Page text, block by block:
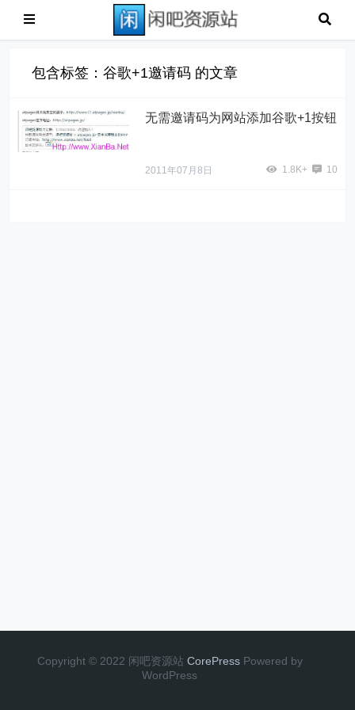
包含标签：谷歌+1邀请码 的文章
无需邀请码为网站添加谷歌+1按钮
2011年07月8日 1.8K+ 10
Copyright © 2022 闲吧资源站 CorePress Powered by
WordPress